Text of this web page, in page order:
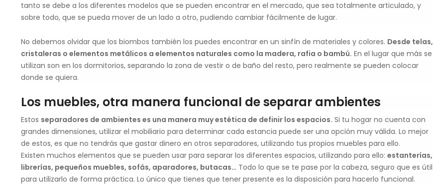
tanto se debe a los diferentes modelos que se pueden encontrar en el mercado, que sea totalmente articulado, y
sobre todo, que se pueda mover de un lado a otro, pudiendo cambiar fácilmente de lugar.
No debemos olvidar que los biombos también los puedes encontrar en un sinfín de materiales y colores. Desde telas,
cristaleras o elementos metálicos a elementos naturales como la madera, rafia o bambú. En el lugar que más se
utilizan son en los dormitorios, separando la zona de vestir o de baño del resto, pero realmente se pueden colocar
donde se quiera.
Los muebles, otra manera funcional de separar ambientes
Estos separadores de ambientes es una manera muy estética de definir los espacios. Si tu hogar no cuenta con
grandes dimensiones, utilizar el mobiliario para determinar cada estancia puede ser una opción muy válida. Lo mejor
de estos, es que no tendrás que gastar dinero en otros separadores, utilizando tus propios muebles para ello.
Existen muchos elementos que se pueden usar para separar los diferentes espacios, utilizando para ello: estanterías,
librerías, pequeños muebles, sofás, aparadores, butacas… Todo lo que se te pase por la cabeza, seguro que es útil
para utilizarlo de forma práctica. Lo único que tienes que tener presente es la disposición para hacerlo funcional.